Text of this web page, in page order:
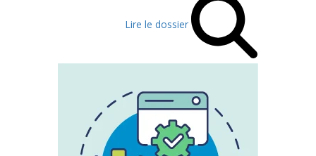
Lire le dossier